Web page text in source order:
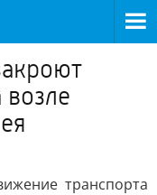
транспорта